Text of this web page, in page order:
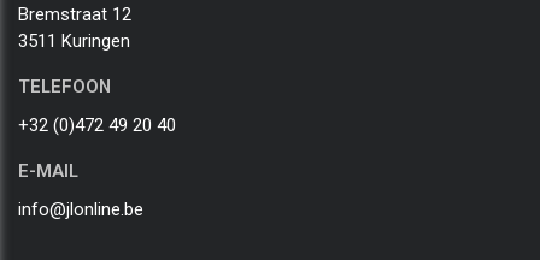
Bremstraat 12
3511 Kuringen
TELEFOON
+32 (0)472 49 20 40
E-MAIL
info@jlonline.be